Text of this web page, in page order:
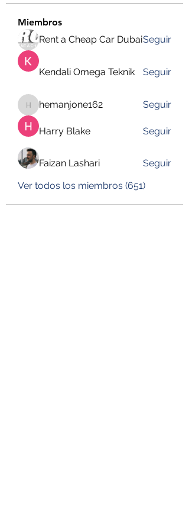
Miembros
Rent a Cheap Car DubaiSeguir
Kendali Omega Teknik Seguir
hemanjone162
hemanjone162 Seguir
Harry Blake Seguir
Faizan Lashari
Seguir
Ver todos los miembros (651)